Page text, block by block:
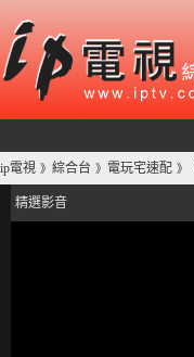
ip電視 》 綜合台 》 電玩宅速配 》
精選影音